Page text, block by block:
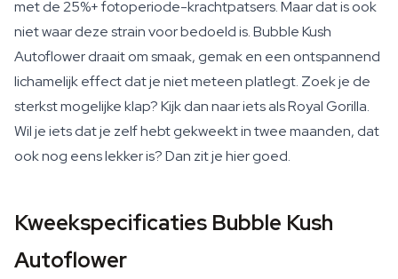
met de 25%+ fotoperiode-krachtpatsers. Maar dat is ook
niet waar deze strain voor bedoeld is. Bubble Kush
Autoflower draait om smaak, gemak en een ontspannend
lichamelijk effect dat je niet meteen platlegt. Zoek je de
sterkst mogelijke klap? Kijk dan naar iets als Royal Gorilla.
Wil je iets dat je zelf hebt gekweekt in twee maanden, dat
ook nog eens lekker is? Dan zit je hier goed.
Kweekspecificaties Bubble Kush
Autoflower